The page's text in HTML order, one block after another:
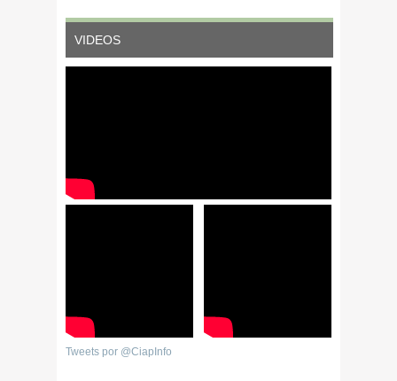
VIDEOS
Tweets por @CiapInfo